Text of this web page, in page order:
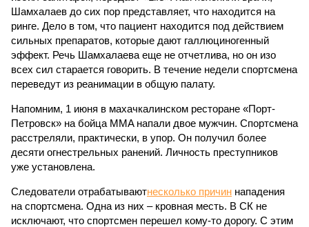
Шамхалаев до сих пор представляет, что находится на
ринге. Дело в том, что пациент находится под действием
сильных препаратов, которые дают галлюциногенный
эффект. Речь Шамхалаева еще не отчетлива, но он изо
всех сил старается говорить. В течение недели спортсмена
переведут из реанимации в общую палату.
Напомним, 1 июня в махачкалинском ресторане «Порт-
Петровск» на бойца MMA напали двое мужчин. Спортсмена
расстреляли, практически, в упор. Он получил более
десяти огнестрельных ранений. Личность преступников
уже установлена.
Следователи отрабатываютнесколько причин нападения
на спортсмена. Одна из них – кровная месть. В СК не
исключают, что спортсмен перешел кому-то дорогу. С этим